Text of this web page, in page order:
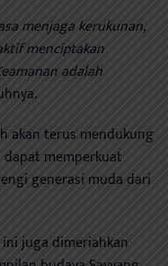
menjaga kerukunan,
menciptakan
adalah
akan terus mendukung
memperkuat
generasi muda dari
juga dimeriahkan